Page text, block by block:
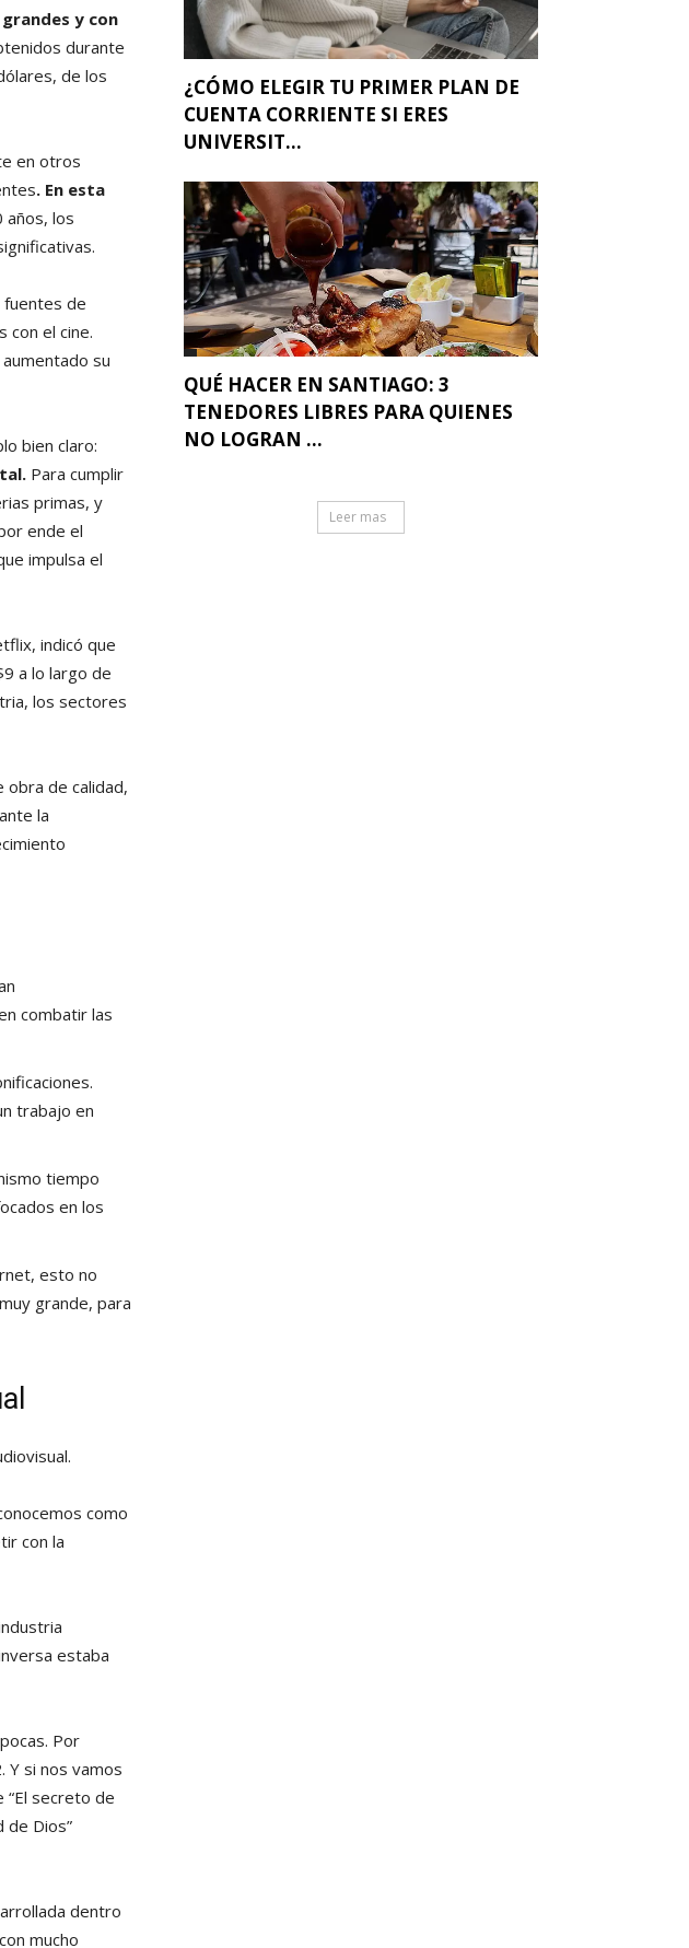
y con
durante
de los
en otros
. En esta
años, los
fuentes de
con el cine.
su
bien claro:
Para cumplir
primas, y
ende el
impulsa el
indicó que
a lo largo de
los sectores
obra de calidad,
la
combatir las
trabajo en
tiempo
en los
esto no
grande, para
como
con la
estaba
Por
Y si nos vamos
“El secreto de
de Dios”
dentro
mucho
¿CÓMO ELEGIR TU PRIMER PLAN DE
CUENTA CORRIENTE SI ERES
UNIVERSIT...
QUÉ HACER EN SANTIAGO: 3
TENEDORES LIBRES PARA QUIENES
NO LOGRAN ...
Leer mas